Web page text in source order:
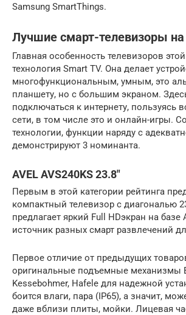
Samsung SmartThings.
Лучшие смарт-телевизоры
Главная особенность телевизоров
технология Smart TV. Она делает
многофункциональным, умным, это
планшету, но с большим экраном.
подключаться к интернету, пользуясь
сети, в том числе это и онлайн-игры.
технологии, функции наряду с
демонстрируют 3 номинанта.
AVEL AVS240KS 23.8″
Первым в этой категории рейтинга
компактный телевизор с диагональю
предлагает яркий Full HDэкран на базе
источник разных смарт развлечений
Первое отличие от предыдущих
оригинальные подъемные механизмы
Kessebohmer, Hafele для надежной
боится влаги, пара (IP65), а значит,
даже вблизи плиты, мойки. Лицевая